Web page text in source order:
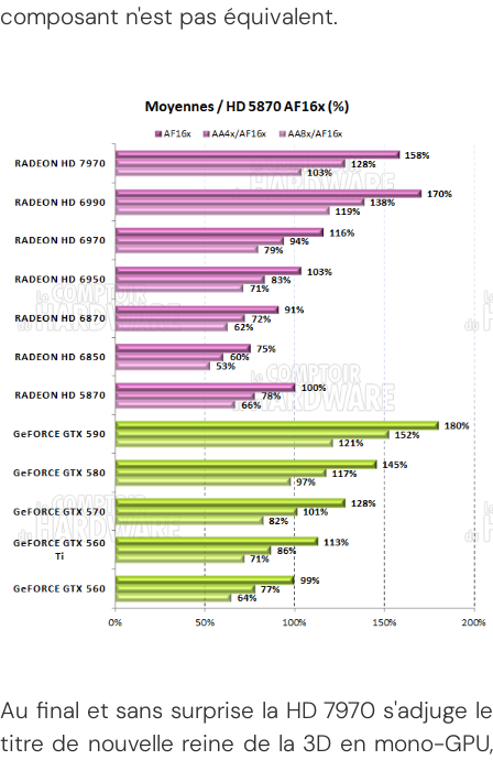
composant n'est pas équivalent.
Au final et sans surprise la HD 7970 s'adjuge le
titre de nouvelle reine de la 3D en mono-GPU,